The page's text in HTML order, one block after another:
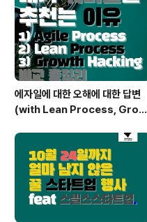
에자일에 대한 오해에 대한 답변
(with Lean Process, Growt